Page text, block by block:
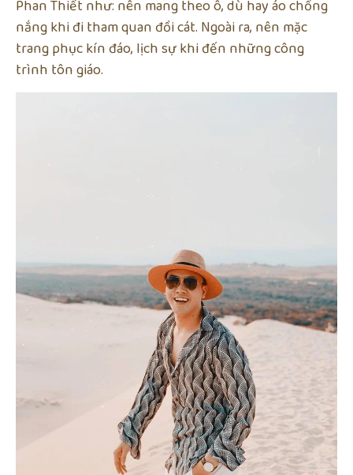
Phan Thiết như: nên mang theo ô, dù hay áo chống
nắng khi đi tham quan đồi cát. Ngoài ra, nên mặc
trang phục kín đáo, lịch sự khi đến những công
trình tôn giáo.